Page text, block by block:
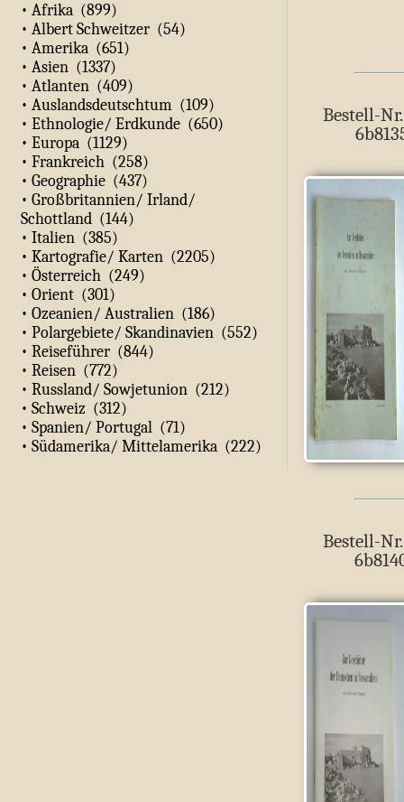
• Afrika (899)
• Albert Schweitzer (54)
• Amerika (651)
• Asien (1337)
• Atlanten (409)
• Auslandsdeutschtum (109)
• Ethnologie/ Erdkunde (650)
• Europa (1129)
• Frankreich (258)
• Geographie (437)
• Großbritannien/ Irland/
Schottland (144)
• Italien (385)
• Kartografie/ Karten (2205)
• Österreich (249)
• Orient (301)
• Ozeanien/ Australien (186)
• Polargebiete/ Skandinavien (552)
• Reiseführer (844)
• Reisen (772)
• Russland/ Sowjetunion (212)
• Schweiz (312)
• Spanien/ Portugal (71)
• Südamerika/ Mittelamerika (222)
Bestell-
Bestell-